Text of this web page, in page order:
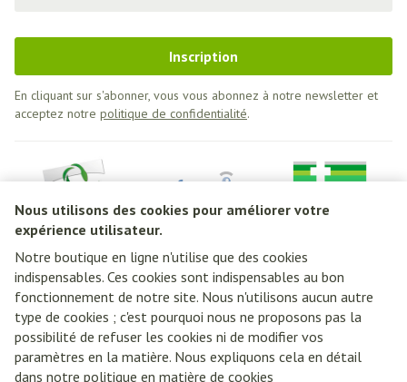
Nous utilisons des cookies pour améliorer votre
expérience utilisateur.
Notre boutique en ligne n'utilise que des cookies
indispensables. Ces cookies sont indispensables au bon
fonctionnement de notre site. Nous n'utilisons aucun autre
type de cookies ; c'est pourquoi nous ne proposons pas la
possibilité de refuser les cookies ni de modifier vos
paramètres en la matière. Nous expliquons cela en détail
dans notre politique en matière de cookies
Inscription
En cliquant sur s'abonner, vous vous abonnez à notre newsletter et
acceptez notre politique de confidentialité.
Liens légaux